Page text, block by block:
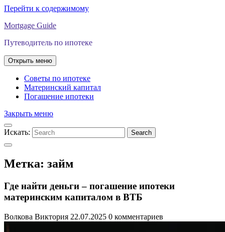
Перейти к содержимому
Mortgage Guide
Путеводитель по ипотеке
Открыть меню
Советы по ипотеке
Материнский капитал
Погашение ипотеки
Закрыть меню
Искать: Search
Метка: займ
Где найти деньги – погашение ипотеки
материнским капиталом в ВТБ
Волкова Виктория 22.07.2025 0 комментариев